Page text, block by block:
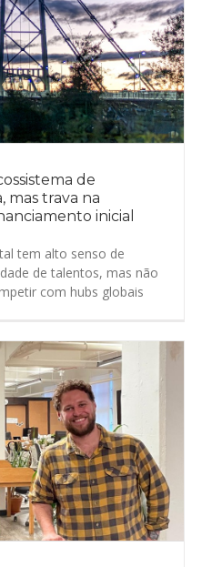
de
mas trava na
inicial
tem alto senso de
de talentos, mas não
com hubs globais